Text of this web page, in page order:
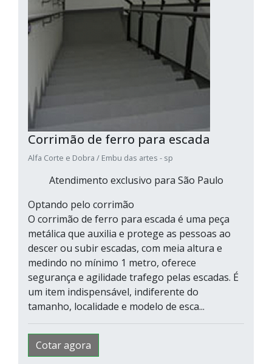
Corrimão de ferro para escada
Alfa Corte e Dobra / Embu das artes - sp
Atendimento exclusivo para São Paulo
Optando pelo corrimão
O corrimão de ferro para escada é uma peça
metálica que auxilia e protege as pessoas ao
descer ou subir escadas, com meia altura e
medindo no mínimo 1 metro, oferece
segurança e agilidade trafego pelas escadas. É
um item indispensável, indiferente do
tamanho, localidade e modelo de esca...
Cotar agora